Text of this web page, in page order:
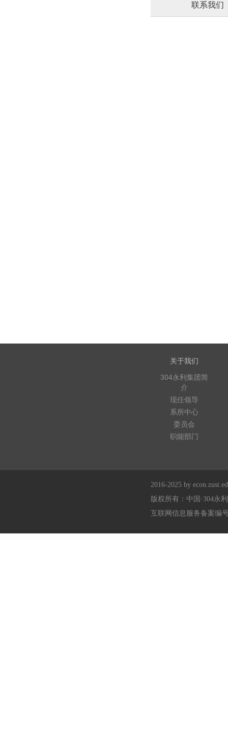
联系我们
关于我们
304永利集团简
介
现任领导
系所中心
委员会
职能部门
2016-2025 by
版权所有：中国·304永
互联网信息服务备案编